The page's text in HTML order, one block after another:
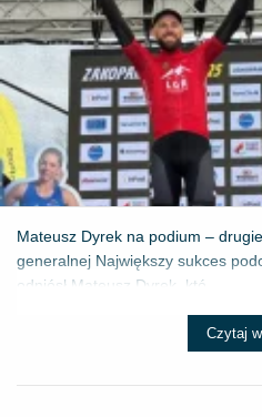
Mateusz Dyrek na podium –
generalnej Największy sukces
odniósł Mateusz Dyrek, któ...
Czytaj